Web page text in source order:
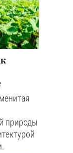
природы